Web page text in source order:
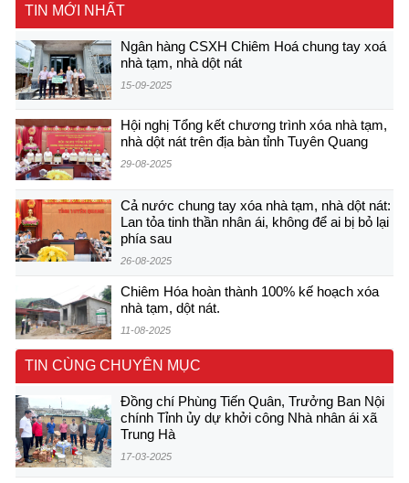
TIN MỚI NHẤT
Ngân hàng CSXH Chiêm Hoá chung tay xoá
nhà tạm, nhà dột nát
15-09-2025
Hội nghị Tổng kết chương trình xóa nhà tạm,
nhà dột nát trên địa bàn tỉnh Tuyên Quang
29-08-2025
Cả nước chung tay xóa nhà tạm, nhà dột nát:
Lan tỏa tinh thần nhân ái, không để ai bị bỏ lại
phía sau
26-08-2025
Chiêm Hóa hoàn thành 100% kế hoạch xóa
nhà tạm, dột nát.
11-08-2025
TIN CÙNG CHUYÊN MỤC
Đồng chí Phùng Tiến Quân, Trưởng Ban Nội
chính Tỉnh ủy dự khởi công Nhà nhân ái xã
Trung Hà
17-03-2025